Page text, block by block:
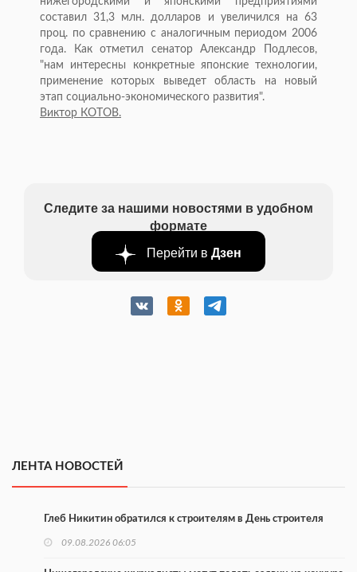
составил 31,3 млн. долларов и увеличился на 63
проц. по сравнению с аналогичным периодом 2006
года. Как отметил сенатор Александр Подлесов,
"нам интересны конкретные японские технологии,
применение которых выведет область на новый
этап социально-экономического развития".
Виктор КОТОВ.
Следите за нашими новостями в удобном
формате
Перейти в Дзен
ЛЕНТА НОВОСТЕЙ
Глеб Никитин обратился к строителям в День строителя
09.08.2026 06:05